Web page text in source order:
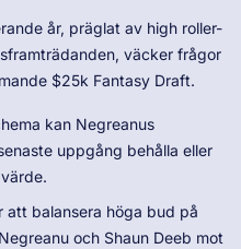
år, präglat av high roller-
väcker frågor
$25k Fantasy Draft.
kan Negreanus
uppgång behålla eller
att balansera höga bud på
och Shaun Deeb mot